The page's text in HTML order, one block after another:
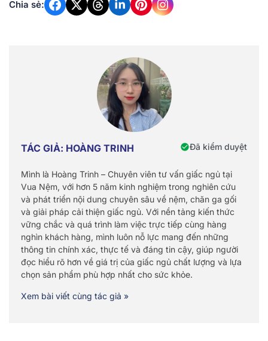
Chia sẻ:
TÁC GIẢ: HOÀNG TRINH Đã kiểm duyệt
Mình là Hoàng Trinh – Chuyên viên tư vấn giấc ngủ tại
Vua Nệm, với hơn 5 năm kinh nghiệm trong nghiên cứu
và phát triển nội dung chuyên sâu về nệm, chăn ga gối
và giải pháp cải thiện giấc ngủ. Với nền tảng kiến thức
vững chắc và quá trình làm việc trực tiếp cùng hàng
nghìn khách hàng, mình luôn nỗ lực mang đến những
thông tin chính xác, thực tế và đáng tin cậy, giúp người
đọc hiểu rõ hơn về giá trị của giấc ngủ chất lượng và lựa
chọn sản phẩm phù hợp nhất cho sức khỏe.
Xem bài viết cùng tác giả »